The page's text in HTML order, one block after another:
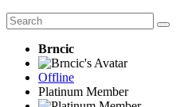
Brncic
Offline
Platinum Member